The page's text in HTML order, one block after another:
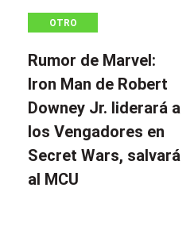
OTRO
Rumor de Marvel:
Iron Man de Robert
Downey Jr. liderará a
los Vengadores en
Secret Wars, salvará
al MCU